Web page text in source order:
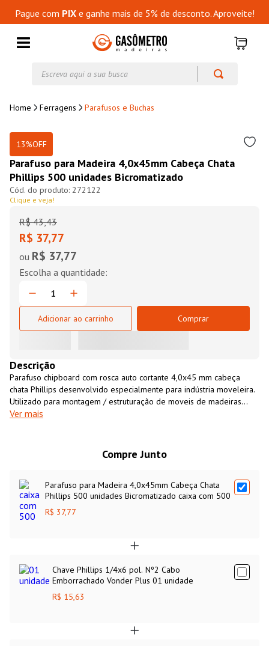
Pague com PIXe ganhe mais de 5% de desconto. Aproveite!
Ferragens Parafusos e Buchas
13%OFF
Parafuso para Madeira 4,0x45mm Cabeça Chata
Phillips 500 unidades Bicromatizado
272122
Clique e veja!
R$ 43,43
R$ 37,77
ou R$ 37,77
Adicionar ao carrinho Comprar
Descrição
Parafuso chipboard com rosca auto cortante 4,0x45 mm cabeça
chata Phillips desenvolvido especialmente para indústria moveleira.
Utilizado para montagem / estruturação de moveis de madeiras
leves, aglomerados, compensados, MDF, MDP e outros derivados
Ver mais
Compre Junto
Parafuso para Madeira 4,0x45mm Cabeça Chata
Phillips 500 unidades Bicromatizado caixa com 500
R$ 37,77
Chave Phillips 1/4x6 pol. Nº2 Cabo
Emborrachado Vonder Plus 01 unidade
R$ 15,63